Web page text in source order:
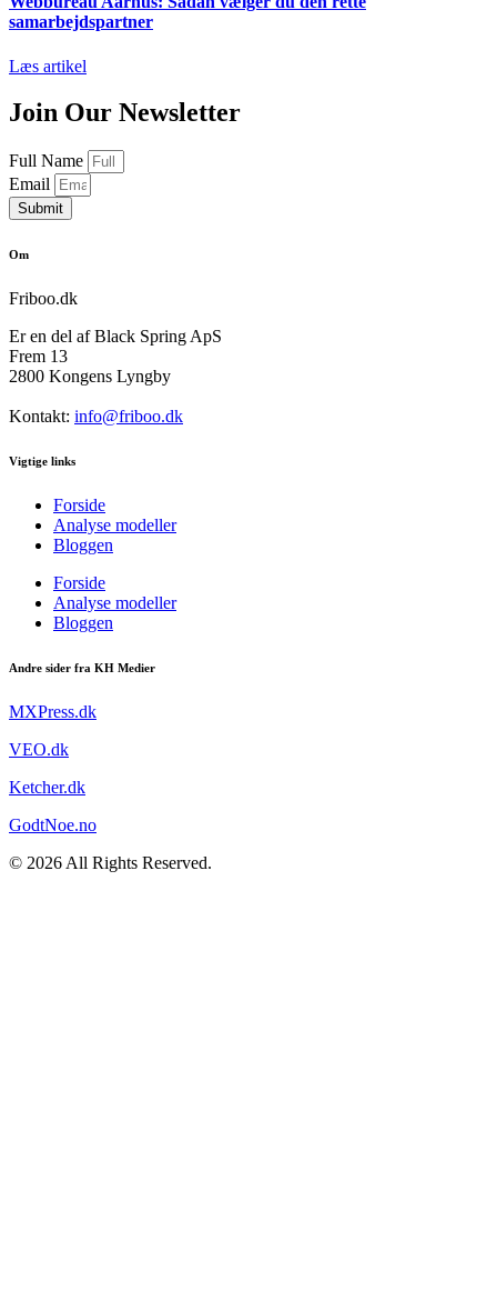
samarbejdspartner
Læs artikel
Join Our Newsletter
Full Name
Email
Submit
Om
Friboo.dk
Er en del af Black Spring ApS
Frem 13
2800 Kongens Lyngby
Kontakt: info@friboo.dk
Vigtige links
Forside
Analyse modeller
Bloggen
Forside
Analyse modeller
Bloggen
Andre sider fra KH Medier
MXPress.dk
VEO.dk
Ketcher.dk
GodtNoe.no
© 2026 All Rights Reserved.